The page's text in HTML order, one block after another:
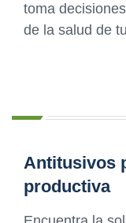
toma
de la salud de
Antitusivos
productiva